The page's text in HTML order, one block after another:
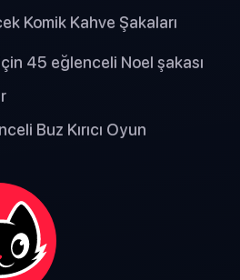
Komik Kahve Şakaları
45 eğlenceli Noel şakası
Buz Kırıcı Oyun